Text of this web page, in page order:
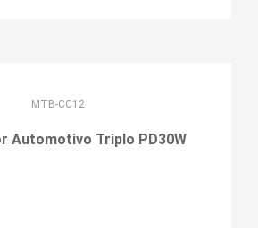
MTB-CC12
Automotivo Triplo PD30W